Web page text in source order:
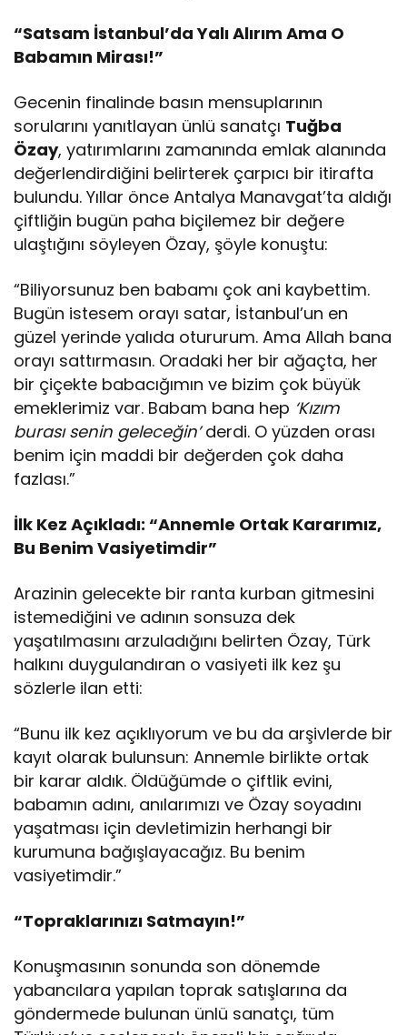
“Satsam İstanbul’da Yalı Alırım Ama O
Babamın Mirası!”
Gecenin finalinde basın mensuplarının
sorularını yanıtlayan ünlü sanatçı Tuğba
Özay, yatırımlarını zamanında emlak alanında
değerlendirdiğini belirterek çarpıcı bir itirafta
bulundu. Yıllar önce Antalya Manavgat’ta aldığı
çiftliğin bugün paha biçilemez bir değere
ulaştığını söyleyen Özay, şöyle konuştu:
“Biliyorsunuz ben babamı çok ani kaybettim.
Bugün istesem orayı satar, İstanbul’un en
güzel yerinde yalıda otururum. Ama Allah bana
orayı sattırmasın. Oradaki her bir ağaçta, her
bir çiçekte babacığımın ve bizim çok büyük
emeklerimiz var. Babam bana hep ‘Kızım
burası senin geleceğin’derdi. O yüzden orası
benim için maddi bir değerden çok daha
fazlası.”
İlk Kez Açıkladı: “Annemle Ortak Kararımız,
Bu Benim Vasiyetimdir”
Arazinin gelecekte bir ranta kurban gitmesini
istemediğini ve adının sonsuza dek
yaşatılmasını arzuladığını belirten Özay, Türk
halkını duygulandıran o vasiyeti ilk kez şu
sözlerle ilan etti:
“Bunu ilk kez açıklıyorum ve bu da arşivlerde bir
kayıt olarak bulunsun: Annemle birlikte ortak
bir karar aldık. Öldüğümde o çiftlik evini,
babamın adını, anılarımızı ve Özay soyadını
yaşatması için devletimizin herhangi bir
kurumuna bağışlayacağız. Bu benim
vasiyetimdir.”
“Topraklarınızı Satmayın!”
Konuşmasının sonunda son dönemde
yabancılara yapılan toprak satışlarına da
göndermede bulunan ünlü sanatçı, tüm